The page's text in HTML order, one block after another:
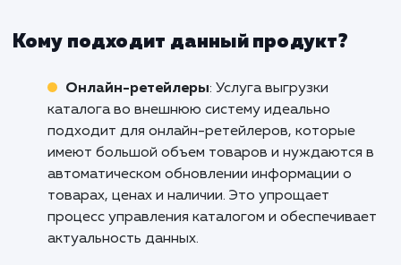
Не допустите, чтобы
трудоемкость процесса выгрузки
товаров стали преградой на пути
вашего бизнеса. Обратитесь к нам,
поможем вам преобразовать этот
проблемы в конкурентное